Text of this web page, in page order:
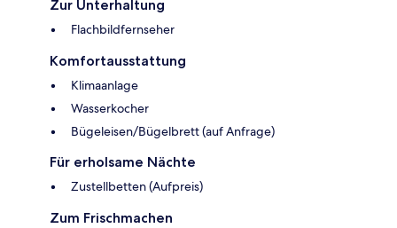
Zur Unterhaltung
Flachbildfernseher
Komfortausstattung
Klimaanlage
Wasserkocher
Bügeleisen/Bügelbrett (auf Anfrage)
Für erholsame Nächte
Zustellbetten (Aufpreis)
Zum Frischmachen